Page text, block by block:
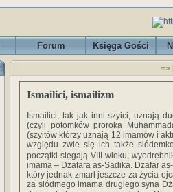
Forum Księga Gości
=>
Ismailici, ismailizm
Ismailici, tak jak inni szyici, uznają
(czyli potomków proroka
(szyitów którzy uznają 12 imamów i
względu zwie się ich także
początki sięgają VIII wieku;
imama – Dżafara as-Sadika. Dżafar
który jednak zmarł jeszcze za życia
za siódmego imama drugiego syna